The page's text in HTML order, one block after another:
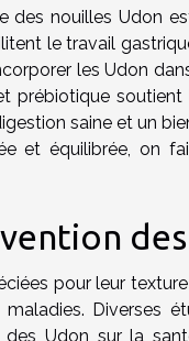
des nouilles Udon
le travail
les Udon
prébiotique
saine et un
et équilibrée, on
pour leur
Diverses
des Udon sur la